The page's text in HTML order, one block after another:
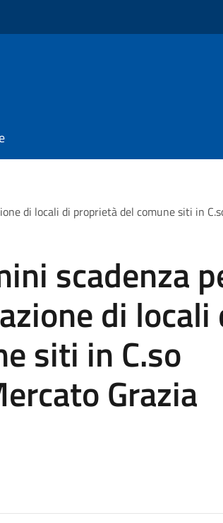
di locali di proprietà del comune siti in
scadenza
di locali
siti in C.so
Grazia